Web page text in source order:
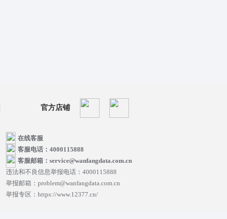
官方店铺
在线客服
客服电话：4000115888
客服邮箱：service@wanfangdata.com.cn
违法和不良信息举报电话：4000115888
举报邮箱：problem@wanfangdata.com.cn
举报专区：https://www.12377.cn/